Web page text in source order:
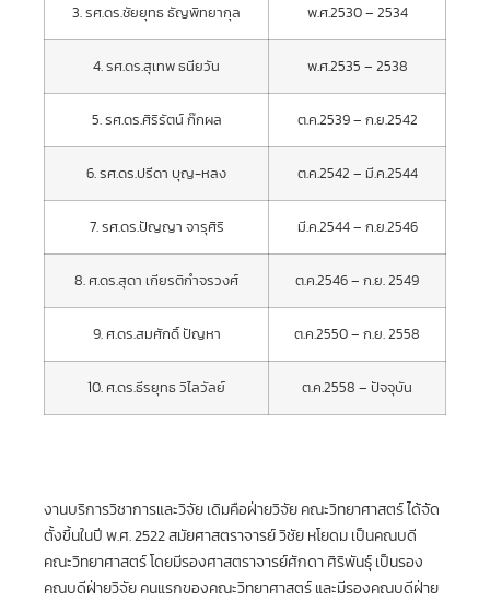
3. รศ.ดร.ชัยยุทธ ธัญพิทยากุล พ.ศ.2530 – 2534
4. รศ.ดร.สุเทพ ธนียวัน พ.ศ.2535 – 2538
5. รศ.ดร.ศิริรัตน์ ก๊กผล ต.ค.2539 – ก.ย.2542
6. รศ.ดร.ปรีดา บุญ-หลง ต.ค.2542 – มี.ค.2544
7. รศ.ดร.ปัญญา จารุศิริ มี.ค.2544 – ก.ย.2546
8. ศ.ดร.สุดา เกียรติกำจรวงศ์ ต.ค.2546 – ก.ย. 2549
9. ศ.ดร.สมศักดิ์ ปัญหา ต.ค.2550 – ก.ย. 2558
10. ศ.ดร.ธีรยุทธ วิไลวัลย์ ต.ค.2558 – ปัจจุบัน
งานบริการวิชาการและวิจัย เดิมคือฝ่ายวิจัย คณะวิทยาศาสตร์ ได้จัด
ตั้งขึ้นในปี พ.ศ. 2522 สมัยศาสตราจารย์ วิชัย หโยดม เป็นคณบดี
คณะวิทยาศาสตร์ โดยมีรองศาสตราจารย์ศักดา ศิริพันธุ์ เป็นรอง
คณบดีฝ่ายวิจัย คนแรกของคณะวิทยาศาสตร์ และมีรองคณบดีฝ่าย